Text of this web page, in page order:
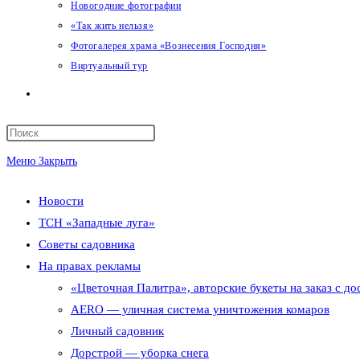
Новогодние фотографии
«Так жить нельзя»
Фотогалерея храма «Вознесения Господня»
Виртуальный тур
поиск
по
веб-
сайту
Меню Закрыть
Новости
ТСН «Западные луга»
Советы садовника
На правах рекламы
«Цветочная Палитра», авторские букеты на заказ с
AERO — уличная система уничтожения комаров
Личный садовник
Дорстрой — уборка снега